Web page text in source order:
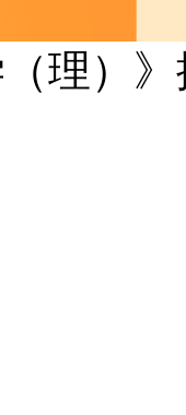
理）